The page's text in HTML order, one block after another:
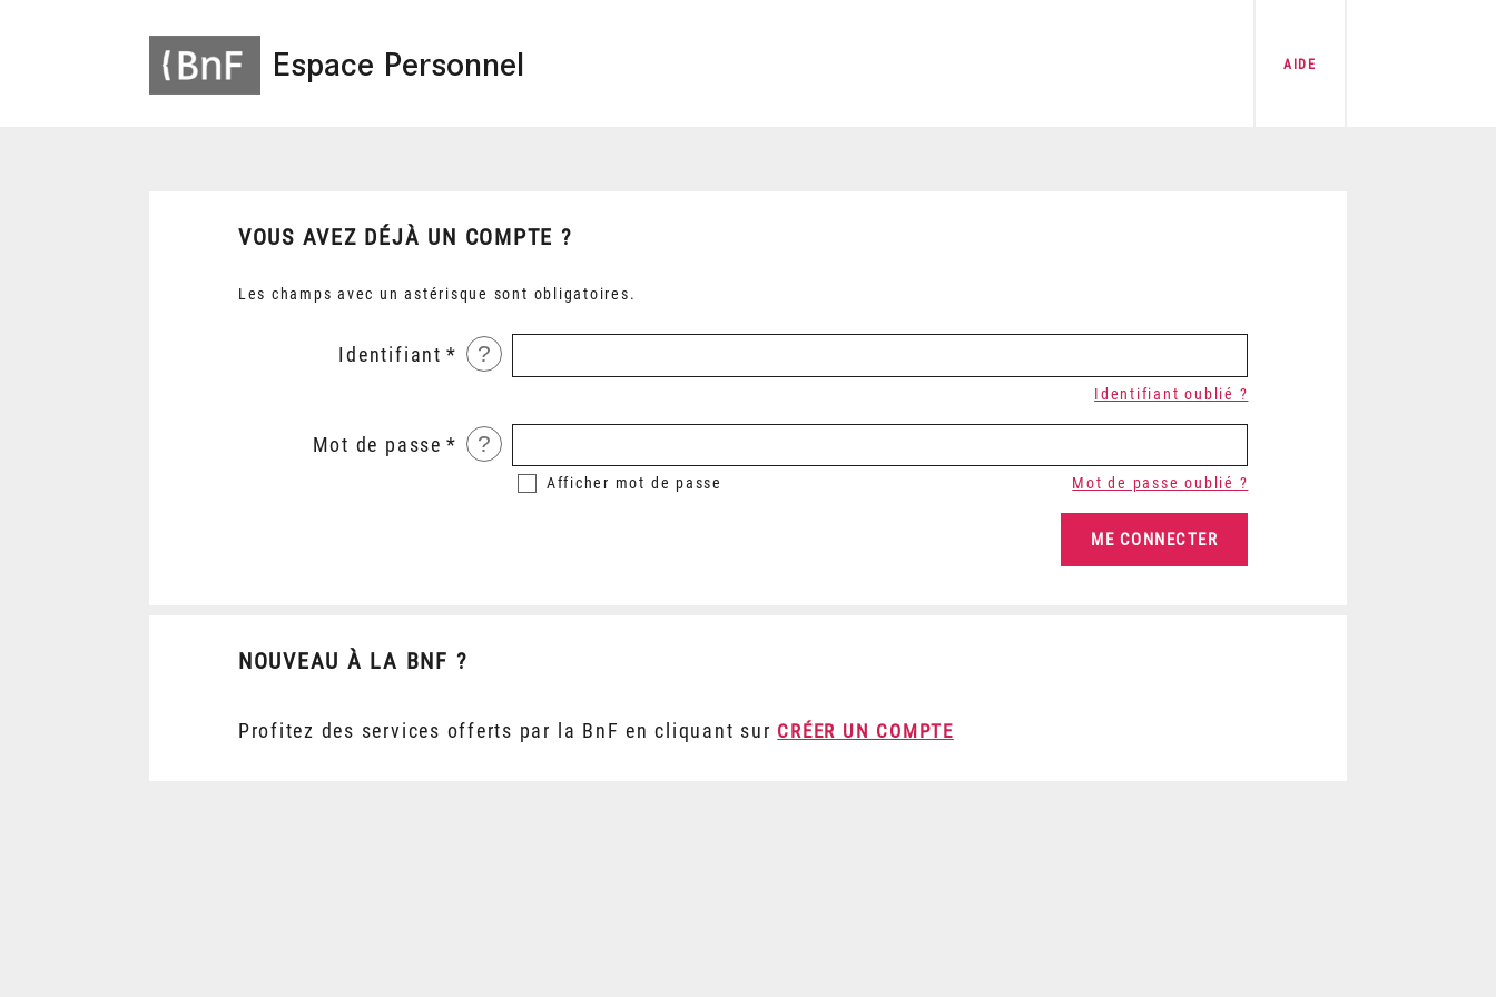
Espace Personnel AIDE
VOUS AVEZ DÉJÀ UN COMPTE ?
Les champs avec un astérisque sont obligatoires.
Identifiant ?
Identifiant oublié ?
Mot de passe ?
Afficher mot de passe Mot de passe oublié ?
NOUVEAU À LA BNF ?
Profitez des services offerts par la BnF en cliquant sur CRÉER UN COMPTE